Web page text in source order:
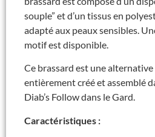
souple” et d’un tissus en
adapté aux peaux sensibles.
motif est disponible.
Ce brassard est une
entièrement créé et assemblé
Diab’s Follow dans le Gard.
Caractéristiques :